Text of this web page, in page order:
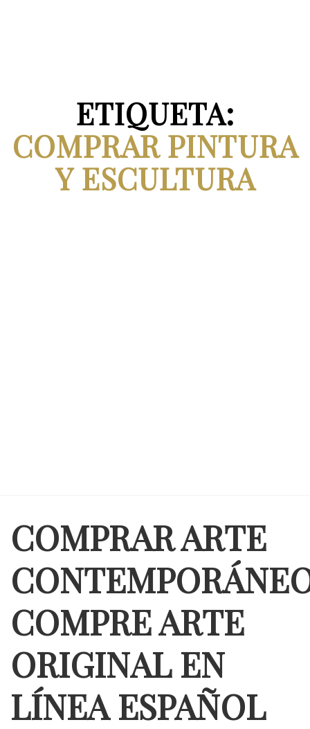
ETIQUETA:
COMPRAR PINTURA
Y ESCULTURA
COMPRAR ARTE
COMPRE ARTE
ORIGINAL EN
LÍNEA ESPAÑOL